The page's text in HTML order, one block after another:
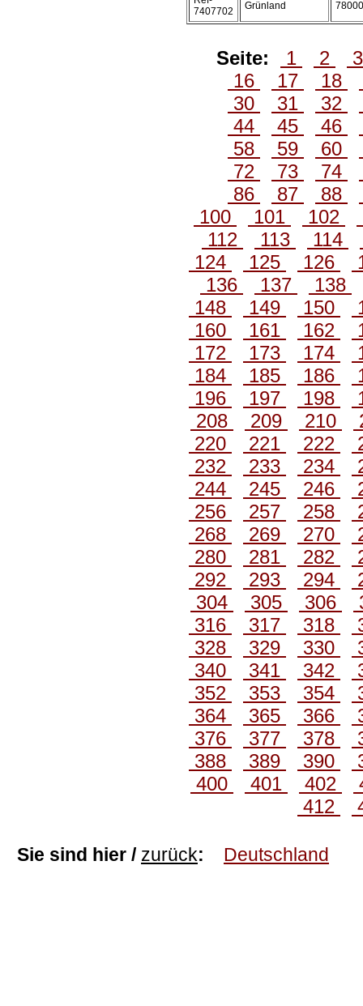
7407702
Grünland 78000
Seite: 1 2
16
17 18
30
31 32
44
45 46
58
59 60
72
73 74
86
87 88
100
101 102
112
113 114
124
125 126
136
137
138
148
149 150
160
161 162
172
173 174
184
185 186
196
197 198
208
209 210
220
221 222
232
233 234
244
245 246
256
257 258
268
269 270
280
281 282
292
293 294
304
305 306
316
317 318
328
329 330
340
341 342
352
353 354
364
365 366
376
377 378
388
389 390
400
401 402
412
Sie sind hier / zurück: Deutschland